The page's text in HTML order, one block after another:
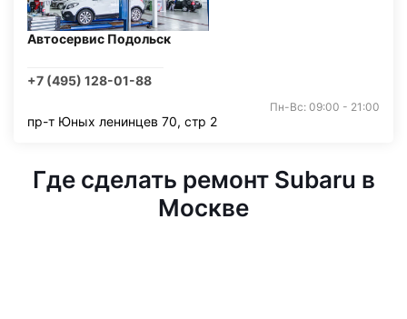
Автосервис Подольск
+7 (495) 128-01-88
Пн-Вс: 09:00 - 21:00
пр-т Юных ленинцев 70, стр 2
Где сделать ремонт Subaru в
Москве